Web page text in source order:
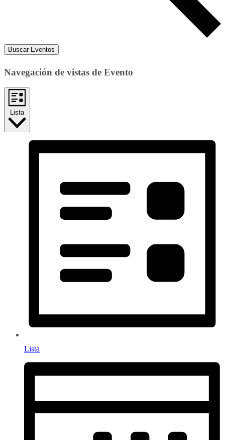
Buscar Eventos
Navegación de vistas de Evento
Lista
Lista